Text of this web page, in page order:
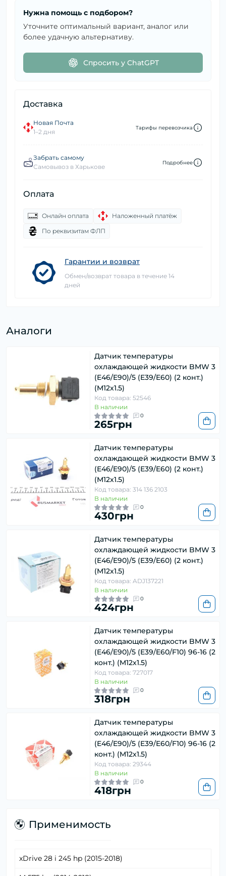
Нужна помощь с подбором?
Уточните оптимальный вариант, аналог или
более удачную альтернативу.
Спросить у ChatGPT
Доставка
Новая Почта
1–2 дня
Тарифы перевозчика
Забрать самому
Самовывоз в Харькове
Подробнее
Оплата
Онлайн оплата
Наложенный платёж
По реквизитам ФЛП
Гарантии и возврат
Обмен/возврат товара в течение 14
дней
Аналоги
Датчик температуры
охлаждающей жидкости BMW 3
(E46/E90)/5 (E39/E60) (2 конт.)
(M12x1.5)
Код товара: 52546
В наличии
0
265грн
Датчик температуры
охлаждающей жидкости BMW 3
(E46/E90)/5 (E39/E60) (2 конт.)
(M12x1.5)
Код товара: 314 136 2103
В наличии
0
430грн
Датчик температуры
охлаждающей жидкости BMW 3
(E46/E90)/5 (E39/E60) (2 конт.)
(M12x1.5)
Код товара: ADJ137221
В наличии
0
424грн
Датчик температуры
охлаждающей жидкости BMW 3
(E46/E90)/5 (E39/E60/F10) 96-16 (2
конт.) (M12x1.5)
Код товара: 727017
В наличии
0
318грн
Датчик температуры
охлаждающей жидкости BMW 3
(E46/E90)/5 (E39/E60/F10) 96-16 (2
конт.) (M12x1.5)
Код товара: 29344
В наличии
0
418грн
Применимость
xDrive 28 i 245 hp (2015-2018)